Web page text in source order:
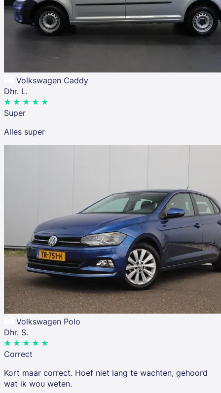
Volkswagen Caddy
Dhr. L.
Super
Alles super
Volkswagen Polo
Dhr. S.
Correct
Kort maar correct. Hoef niet lang te wachten, gehoord
wat ik wou weten.